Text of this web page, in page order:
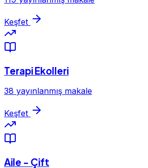
Keşfet
Terapi Ekolleri
38 yayınlanmış makale
Keşfet
Aile - Çift